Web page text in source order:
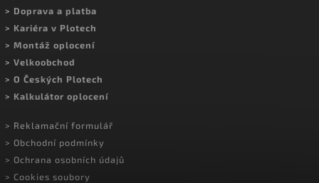
> Doprava a platba
> Kariéra v Plotech
> Montáž oplocení
> Velkoobchod
> O Českých Plotech
> Kalkulátor oplocení
> Reklamační formulář
> Obchodní podmínky
> Ochrana osobních údajů
> Cookies soubory